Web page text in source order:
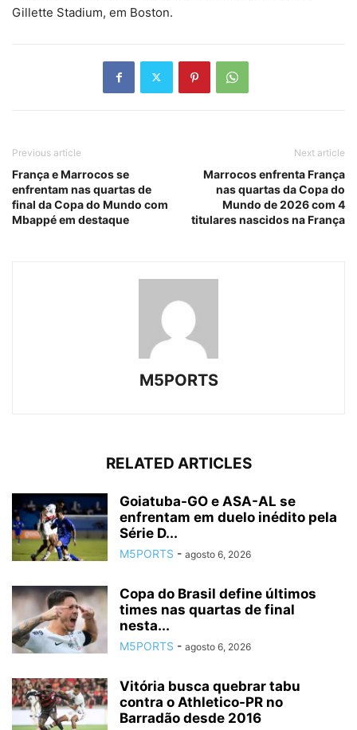
Gillette Stadium, em Boston.
Previous article
França e Marrocos se
enfrentam nas quartas de
final da Copa do Mundo com
Mbappé em destaque
Next article
Marrocos enfrenta França
nas quartas da Copa do
Mundo de 2026 com 4
titulares nascidos na França
M5PORTS
RELATED ARTICLES
Goiatuba-GO e ASA-AL se
enfrentam em duelo inédito pela
Série D...
M5PORTS - agosto 6, 2026
Copa do Brasil define últimos
times nas quartas de final
nesta...
M5PORTS - agosto 6, 2026
Vitória busca quebrar tabu
contra o Athletico-PR no
Barradão desde 2016